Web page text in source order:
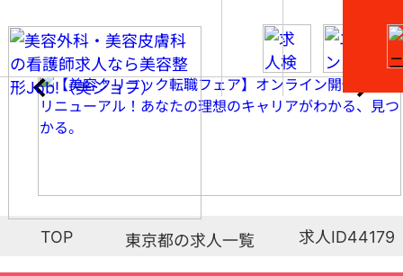
TOP 東京都の求人一覧 求人ID44179